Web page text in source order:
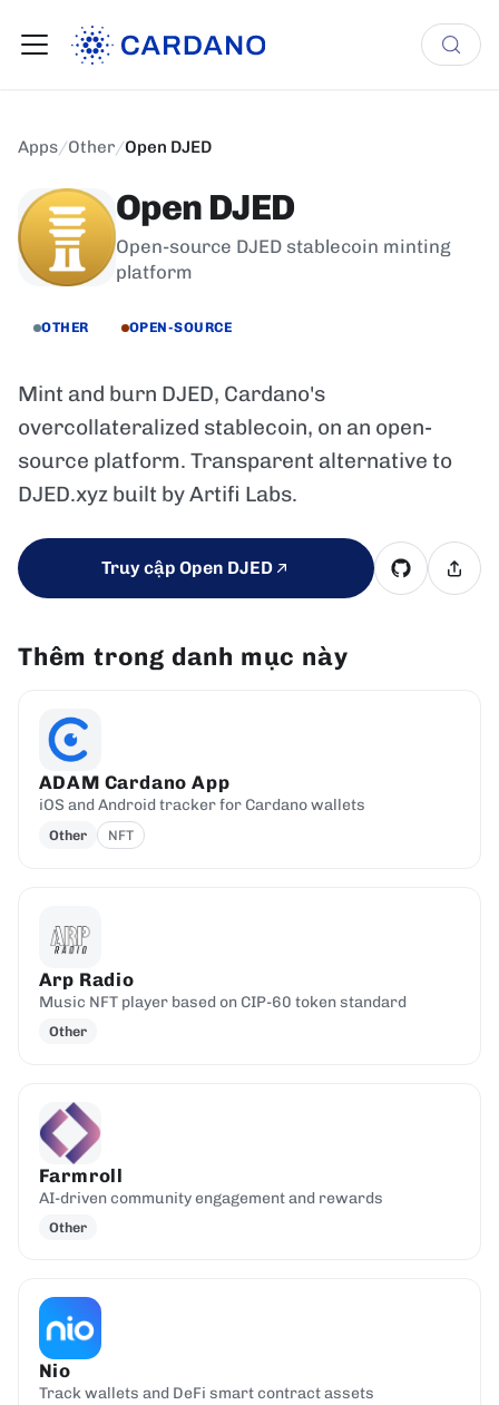
Apps/Other/Open DJED
Open DJED
Open-source DJED stablecoin minting
platform
OTHER OPEN-SOURCE
Mint and burn DJED, Cardano's
overcollateralized stablecoin, on an open-
source platform. Transparent alternative to
DJED.xyz built by Artifi Labs.
Truy cập Open DJED
Thêm trong danh mục này
ADAM Cardano App
iOS and Android tracker for Cardano wallets
Other NFT
Arp Radio
Music NFT player based on CIP-60 token standard
Other
Farmroll
AI-driven community engagement and rewards
Other
Nio
Track wallets and DeFi smart contract assets